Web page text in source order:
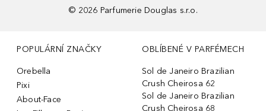
© 2026 Parfumerie Douglas s.r.o.
POPULÁRNÍ ZNAČKY
Orebella
Pixi
About-Face
OBLÍBENÉ V PARFÉMECH
Sol de Janeiro Brazilian
Crush Cheirosa 62
Sol de Janeiro Brazilian
Crush Cheirosa 68